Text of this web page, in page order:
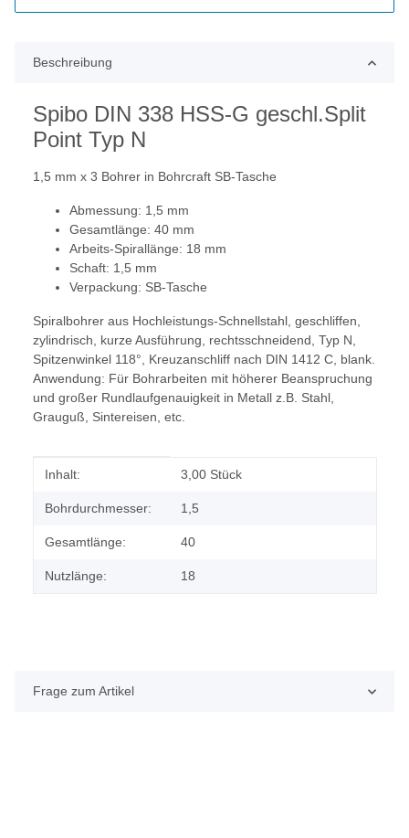
Beschreibung
Spibo DIN 338 HSS-G geschl.Split
Point Typ N
1,5 mm x 3 Bohrer in Bohrcraft SB-Tasche
Abmessung: 1,5 mm
Gesamtlänge: 40 mm
Arbeits-Spirallänge: 18 mm
Schaft: 1,5 mm
Verpackung: SB-Tasche
Spiralbohrer aus Hochleistungs-Schnellstahl, geschliffen,
zylindrisch, kurze Ausführung, rechtsschneidend, Typ N,
Spitzenwinkel 118°, Kreuzanschliff nach DIN 1412 C, blank.
Anwendung: Für Bohrarbeiten mit höherer Beanspruchung
und großer Rundlaufgenauigkeit in Metall z.B. Stahl,
Grauguß, Sintereisen, etc.
Produkteigenschaft
Wert
Inhalt: 3,00 Stück
Bohrdurchmesser: 1,5
Gesamtlänge: 40
Nutzlänge: 18
Frage zum Artikel